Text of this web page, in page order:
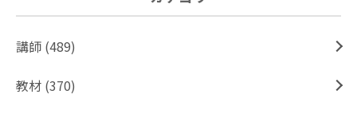
講師 (489)
教材 (370)